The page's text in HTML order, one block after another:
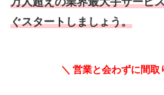
ぐスタートしましょう。
＼ 営業と会わずに間取